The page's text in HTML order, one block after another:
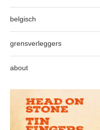
belgisch
grensverleggers
about